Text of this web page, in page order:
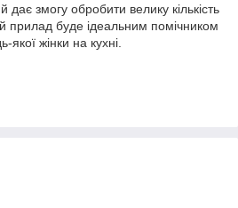
змогу обробити велику кількість
прилад буде ідеальним помічником
якої жінки на кухні.